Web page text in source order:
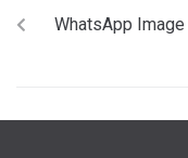
WhatsApp